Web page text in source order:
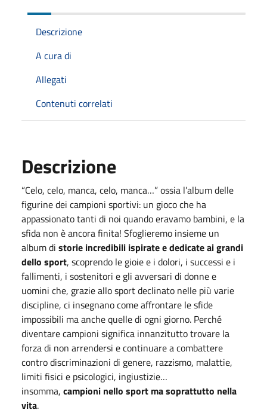
Descrizione
A cura di
Allegati
Contenuti correlati
Descrizione
“Celo, celo, manca, celo, manca…” ossia l’album delle
figurine dei campioni sportivi: un gioco che ha
appassionato tanti di noi quando eravamo bambini, e la
sfida non è ancora finita! Sfoglieremo insieme un
album di storie incredibili ispirate e dedicate ai grandi
dello sport, scoprendo le gioie e i dolori, i successi e i
fallimenti, i sostenitori e gli avversari di donne e
uomini che, grazie allo sport declinato nelle più varie
discipline, ci insegnano come affrontare le sfide
impossibili ma anche quelle di ogni giorno. Perché
diventare campioni significa innanzitutto trovare la
forza di non arrendersi e continuare a combattere
contro discriminazioni di genere, razzismo, malattie,
limiti fisici e psicologici, ingiustizie…
insomma, campioni nello sport ma soprattutto nella
vita.